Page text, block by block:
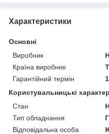
Характеристики
Основні
Виробник
Країна виробник
Гарантійний термін
Користувальницькі
Стан
Тип обладнання
Відповідальна особа